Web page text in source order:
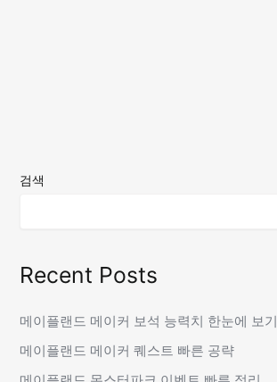
검색
Recent Posts
메이플랜드 메이커 보석 능력치 한눈에 보기
메이플랜드 메이커 퀘스트 빠른 공략